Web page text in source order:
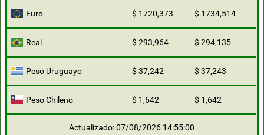
Euro $ 1720,373 $ 1734,514
Real $ 293,964 $ 294,135
Peso Uruguayo $ 37,242 $ 37,243
Peso Chileno $ 1,642 $ 1,642
Actualizado: 07/08/2026 14:55:00